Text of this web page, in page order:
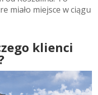
miało miejsce w ciągu
klienci